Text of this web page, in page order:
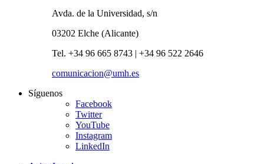
Avda. de la Universidad, s/n
03202 Elche (Alicante)
Tel. +34 96 665 8743 | +34 96 522 2646
comunicacion@umh.es
Síguenos
Facebook
Twitter
YouTube
Instagram
LinkedIn